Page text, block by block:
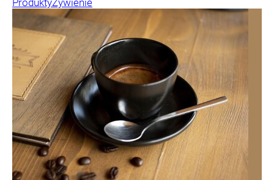
ProduktyŻywienie